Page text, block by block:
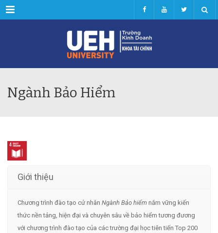
Menu
Ngành Bảo Hiểm
Giới thiệu
Chương trình đào tạo cử nhân Ngành Bảo hiểm nắm vững kiến
thức nền tảng, hiện đại và chuyên sâu về bảo hiểm tương đương
với chương trình đào tạo của các trường đại học tiên tiến Top 200